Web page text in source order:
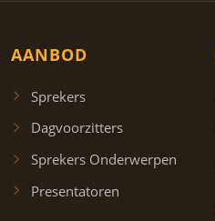
AANBOD
Sprekers
Dagvoorzitters
Sprekers Onderwerpen
Presentatoren